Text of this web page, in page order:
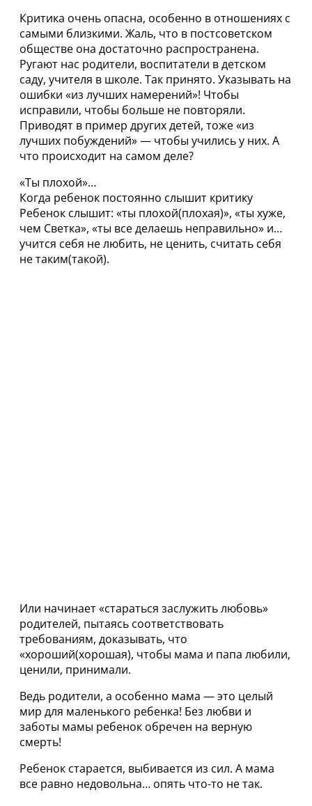
Критика очень опасна, особенно в отношениях с
самыми близкими. Жаль, что в постсоветском
обществе она достаточно распространена.
Ругают нас родители, воспитатели в детском
саду, учителя в школе. Так принято. Указывать на
ошибки «из лучших намерений»! Чтобы
исправили, чтобы больше не повторяли.
Приводят в пример других детей, тоже «из
лучших побуждений» — чтобы учились у них. А
что происходит на самом деле?
«Ты плохой»…
Когда ребенок постоянно слышит критику
Ребенок слышит: «ты плохой(плохая)», «ты хуже,
чем Светка», «ты все делаешь неправильно» и…
учится себя не любить, не ценить, считать себя
не таким(такой).
Или начинает «стараться заслужить любовь»
родителей, пытаясь соответствовать
требованиям, доказывать, что
«хороший(хорошая), чтобы мама и папа любили,
ценили, принимали.
Ведь родители, а особенно мама — это целый
мир для маленького ребенка! Без любви и
заботы мамы ребенок обречен на верную
смерть!
Ребенок старается, выбивается из сил. А мама
все равно недовольна… опять что-то не так.